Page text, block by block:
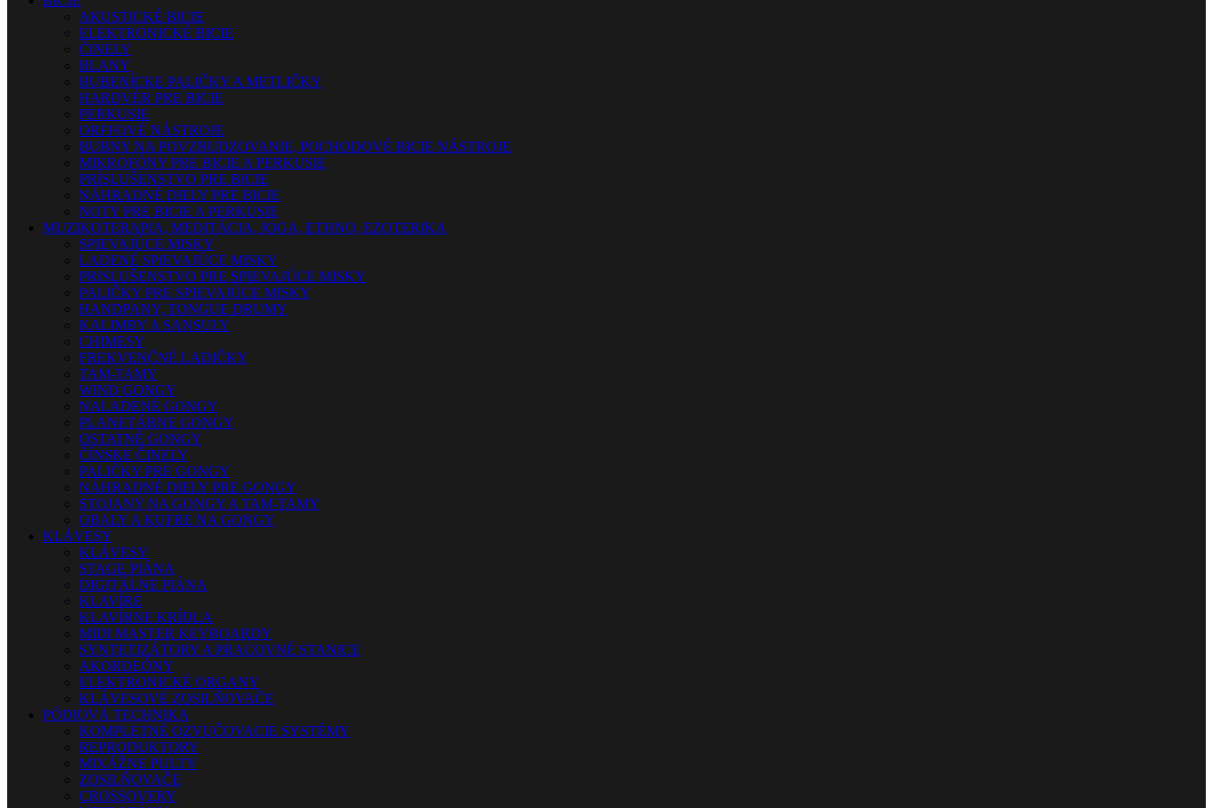
AKUSTICKÉ BICIE
ELEKTRONICKÉ BICIE
ČINELY
BLANY
BUBENÍCKE PALIČKY A METLIČKY
HARDVÉR PRE BICIE
PERKUSIE
ORFFOVÉ NÁSTROJE
BUBNY NA POVZBUDZOVANIE, POCHODOVÉ BICIE NÁSTROJE
MIKROFÓNY PRE BICIE A PERKUSIE
PRÍSLUŠENSTVO PRE BICIE
NÁHRADNÉ DIELY PRE BICIE
NOTY PRE BICIE A PERKUSIE
MUZIKOTERAPIA, MEDITÁCIA, JOGA, ETHNO, EZOTERIKA
SPIEVAJÚCE MISKY
LADENÉ SPIEVAJÚCE MISKY
PRISLUŠENSTVO PRE SPIEVAJÚCE MISKY
PALIČKY PRE SPIEVAJÚCE MISKY
HANDPANY, TONGUE DRUMY
KALIMBY A SANSULY
CHIMESY
FREKVENČNÉ LADIČKY
TAM-TAMY
WIND GONGY
NALADENÉ GONGY
PLANETÁRNE GONGY
OSTATNÉ GONGY
ČÍNSKE ČINELY
PALIČKY PRE GONGY
NÁHRADNÉ DIELY PRE GONGY
STOJANY NA GONGY A TAM-TAMY
OBALY A KUFRE NA GONGY
KLÁVESY
KLÁVESY
STAGE PIÁNA
DIGITÁLNE PIÁNA
KLAVÍRE
KLAVÍRNE KRÍDLA
MIDI MASTER KEYBOARDY
SYNTETIZÁTORY A PRACOVNÉ STANICE
AKORDEÓNY
ELEKTRONICKÉ ORGANY
KLÁVESOVÉ ZOSILŇOVAČE
PÓDIOVÁ TECHNIKA
KOMPLETNÉ OZVUČOVACIE SYSTÉMY
REPRODUKTORY
MIXÁŽNE PULTY
ZOSILŇOVAČE
CROSSOVERY